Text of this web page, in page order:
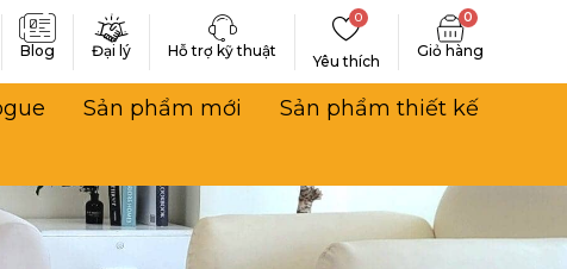
Blog Đại lý Hỗ trợ kỹ thuật
Yêu thích
0 0
Sản phẩm mới
Sản phẩm thiết kế